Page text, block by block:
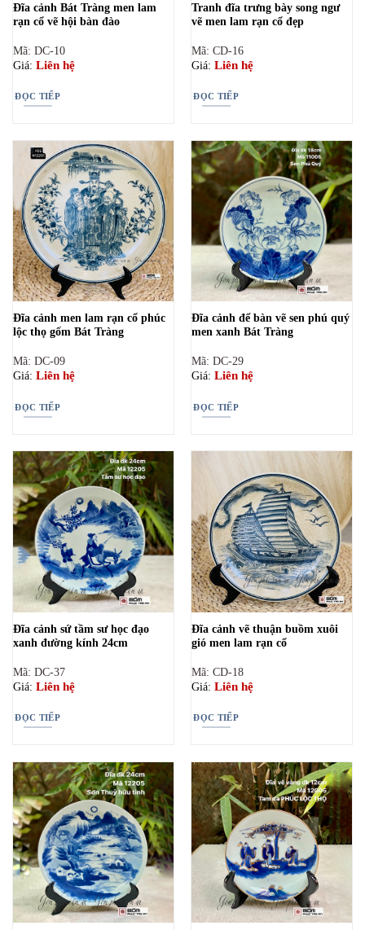
Đĩa cảnh Bát Tràng men lam
rạn cổ vẽ hội bàn đào
Mã: DC-10
Giá: Liên hệ
ĐỌC TIẾP
Tranh đĩa trưng bày song ngư
vẽ men lam rạn cổ đẹp
Mã: CD-16
Giá: Liên hệ
ĐỌC TIẾP
Đĩa cảnh men lam rạn cổ phúc
lộc thọ gốm Bát Tràng
Mã: DC-09
Giá: Liên hệ
ĐỌC TIẾP
Đĩa cảnh để bàn vẽ sen phú quý
men xanh Bát Tràng
Mã: DC-29
Giá: Liên hệ
ĐỌC TIẾP
Đĩa cảnh sứ tầm sư học đạo
xanh đường kính 24cm
Mã: DC-37
Giá: Liên hệ
ĐỌC TIẾP
Đĩa cảnh vẽ thuận buồm xuôi
gió men lam rạn cổ
Mã: CD-18
Giá: Liên hệ
ĐỌC TIẾP